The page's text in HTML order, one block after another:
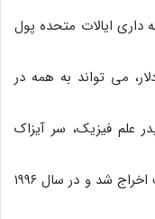
داری ایالات متحده پول
حدود ۱۵۵ میلیارد دلار، می تواند به همه در
علم فیزیک، سر آیزاک
استیو جابز در سال ۱۹۸۵ توسط شرکت اخراج شد و در سال ۱۹۹۶